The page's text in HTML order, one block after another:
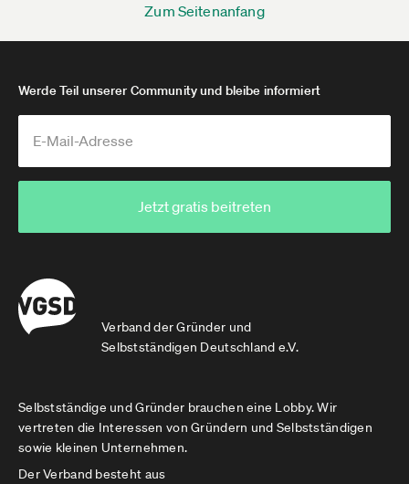
Zum Seitenanfang
Verband der Gründer und
Selbstständigen Deutschland e.V.
Werde Teil unserer Community und bleibe informiert
Jetzt gratis beitreten
Selbstständige und Gründer brauchen eine Lobby. Wir
vertreten die Interessen von Gründern und Selbstständigen
sowie kleinen Unternehmen.
Der Verband besteht aus